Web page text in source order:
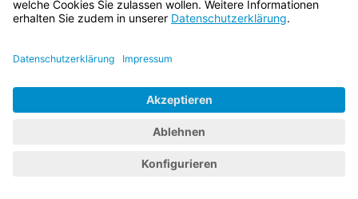
Untersuchungen und Beweiserhebungen waren daher nicht
erforderlich, um zur Überzeugung zu gelangen, dass die
und auch stattgefunden hat. Hätte ein an der Sitzung
teilnehmendes Mitglied den vorgelesenen Text ganz oder
Betriebsratsvorsitzenden nachzufragen und um
Wiederholung zu bitten. Hierfür gibt es ebenfalls keine
zum Zeitpunkt der Beschlussfassung wie behauptet 20